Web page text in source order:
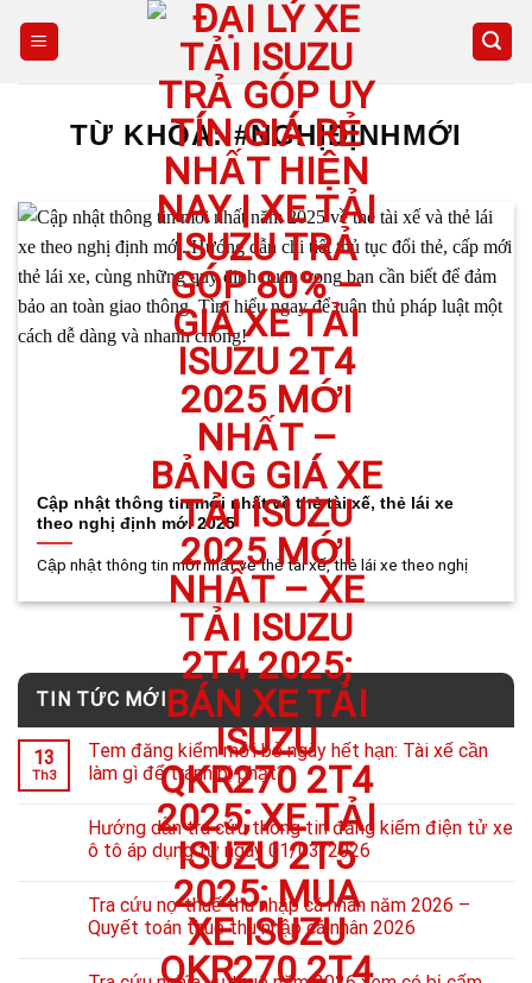
TỪ KHÓA: #NGHỊĐỊNHMỚI
Cập nhật thông tin mới nhất về thẻ tài xế, thẻ lái xe
theo nghị định mới 2025
Cập nhật thông tin mới nhất về thẻ tài xế, thẻ lái xe theo nghị
TIN TỨC MỚI
13
Th3
Tem đăng kiểm mới bỏ ngày hết hạn: Tài xế cần
làm gì để tránh bị phạt?
Hướng dẫn tra cứu thông tin đăng kiểm điện tử xe
ô tô áp dụng từ ngày 01/03/2026
Tra cứu nợ thuế thu nhập cá nhân năm 2026 –
Quyết toán thuế thu nhập cá nhân 2026